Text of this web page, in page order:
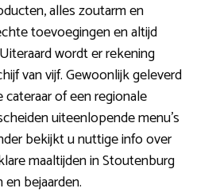
alles zoutarm en
toevoegingen en altijd
wordt er rekening
van vijf. Gewoonlijk geleverd
of een regionale
uiteenlopende menu’s
bekijkt u nuttige info over
maaltijden in Stoutenburg
bejaarden.